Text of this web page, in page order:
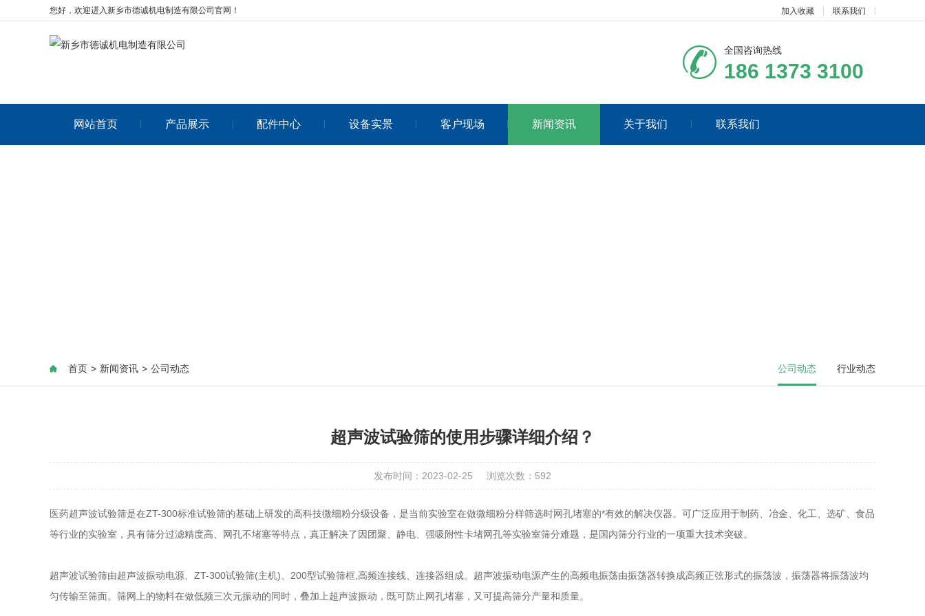
您好，欢迎进入新乡市德诚机电制造有限公司官网！ 加入收藏 联系我们
全国咨询热线
186 1373 3100
网站首页 产品展示 配件中心 设备实景 客户现场 新闻资讯 关于我们 联系我们
首页 > 新闻资讯 > 公司动态 公司动态 行业动态
超声波试验筛的使用步骤详细介绍？
发布时间：2023-02-25 浏览次数：592
医药超声波试验筛是在ZT-300标准试验筛的基础上研发的高科技微细粉分级设备，是当前实验室在做微细粉分样筛选时网孔堵塞的*有效的解决仪器。可广泛应用于制药、冶金、化工、选矿、食品
等行业的实验室，具有筛分过滤精度高、网孔不堵塞等特点，真正解决了因团聚、静电、强吸附性卡堵网孔等实验室筛分难题，是国内筛分行业的一项重大技术突破。
超声波试验筛由超声波振动电源、ZT-300试验筛(主机)、200型试验筛框,高频连接线、连接器组成。超声波振动电源产生的高频电振荡由振荡器转换成高频正弦形式的振荡波，振荡器将振荡波均
匀传输至筛面。筛网上的物料在做低频三次元振动的同时，叠加上超声波振动，既可防止网孔堵塞，又可提高筛分产量和质量。